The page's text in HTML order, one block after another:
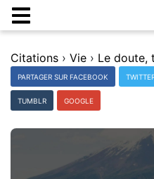
Citations › Vie ›
PARTAGER SUR FACEBOOK
TUMBLR GOOGLE